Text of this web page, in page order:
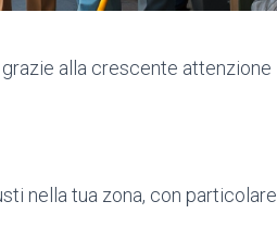
alla crescente attenzione
nella tua zona, con particolare